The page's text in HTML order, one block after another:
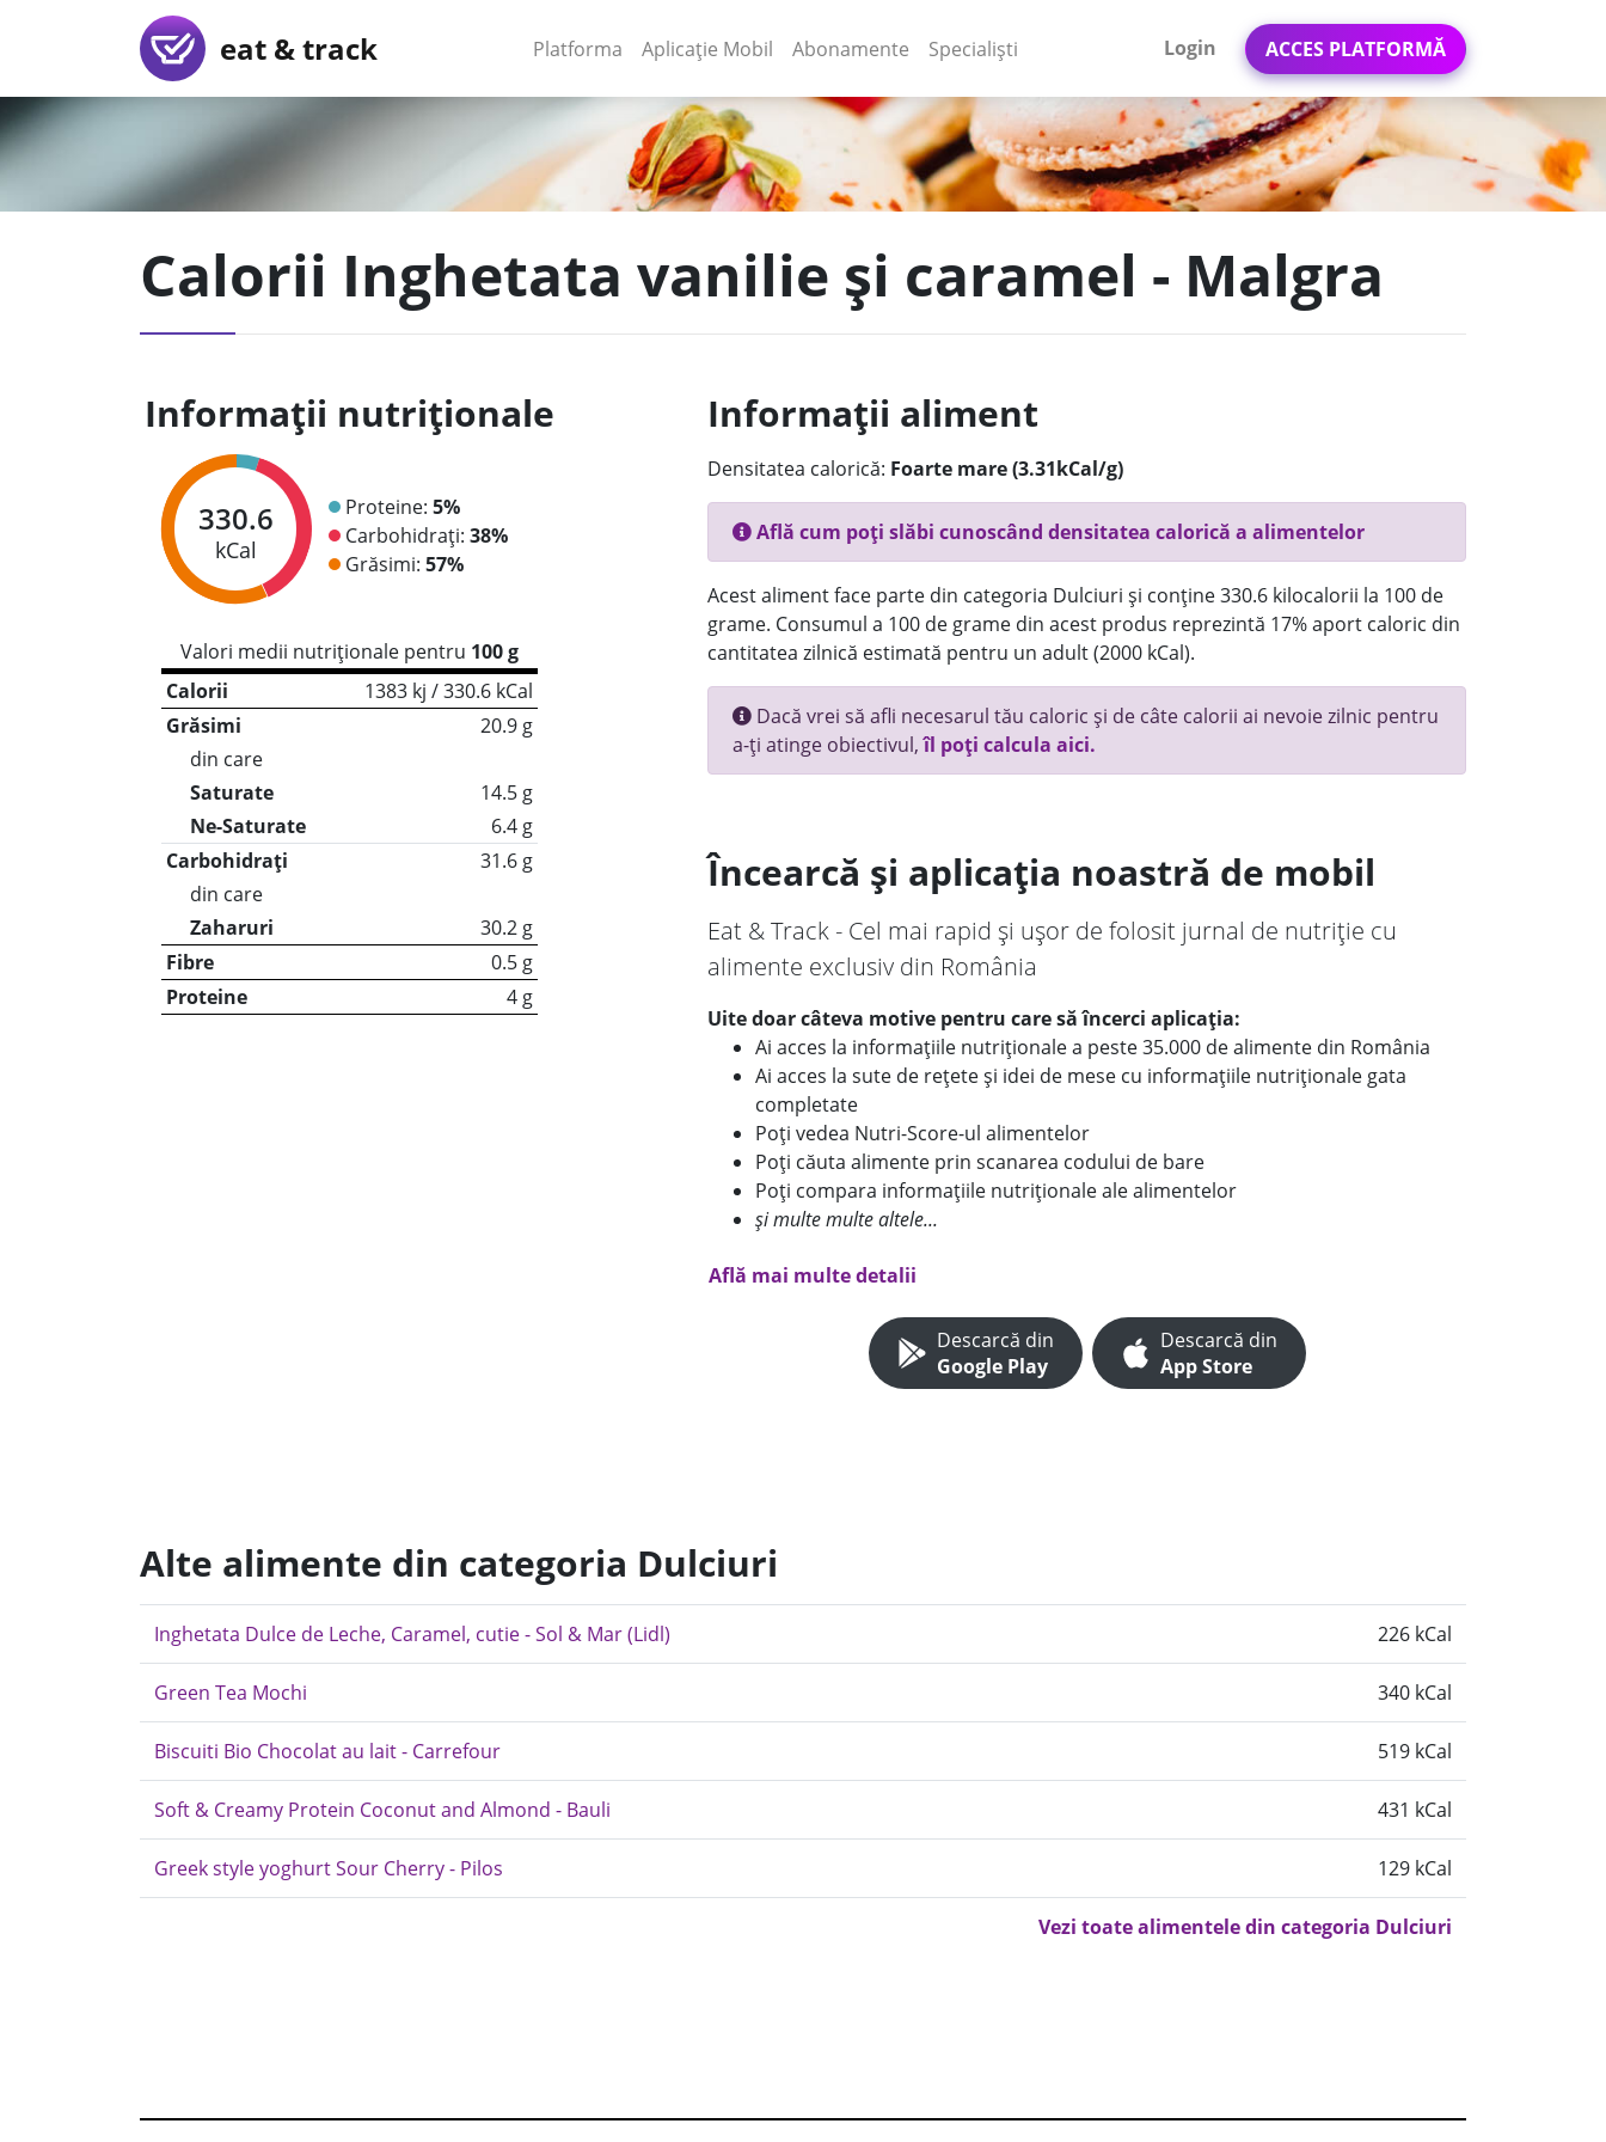
eat & track Platforma (current)
Aplicație Mobil (current)
Abonamente Specialiști Login ACCES PLATFORMĂ
Calorii Inghetata vanilie și caramel - Malgra
Informații nutriționale
330.6
kCal
Proteine: 5%
Carbohidrați: 38%
Grăsimi: 57%
Valori medii nutriționale pentru 100 g
Calorii
1383 kj / 330.6 kCal
Grăsimi
20.9 g
din care
Saturate
14.5 g
Ne-Saturate
6.4 g
Carbohidrați
31.6 g
din care
Zaharuri
30.2 g
Fibre
0.5 g
Proteine
4 g
Informații aliment
Densitatea calorică: Foarte mare (3.31kCal/g)
Află cum poți slăbi cunoscând densitatea calorică a alimentelor
Acest aliment face parte din categoria Dulciuri și conține 330.6 kilocalorii la 100 de
grame. Consumul a 100 de grame din acest produs reprezintă 17% aport caloric din
cantitatea zilnică estimată pentru un adult (2000 kCal).
Dacă vrei să afli necesarul tău caloric și de câte calorii ai nevoie zilnic pentru
a-ți atinge obiectivul,îl poți calcula aici.
Încearcă și aplicația noastră de mobil
Eat & Track - Cel mai rapid și ușor de folosit jurnal de nutriție cu
alimente exclusiv din România
Uite doar câteva motive pentru care să încerci aplicația:
Ai acces la informațiile nutriționale a peste 35.000 de alimente din România
Ai acces la sute de rețete și idei de mese cu informațiile nutriționale gata
completate
Poți vedea Nutri-Score-ul alimentelor
Poți căuta alimente prin scanarea codului de bare
Poți compara informațiile nutriționale ale alimentelor
și multe multe altele...
Află mai multe detalii
Descarcă din
Google Play
Descarcă din
App Store
Alte alimente din categoria Dulciuri
Inghetata Dulce de Leche, Caramel, cutie - Sol & Mar (Lidl) 226 kCal
Green Tea Mochi 340 kCal
Biscuiti Bio Chocolat au lait - Carrefour 519 kCal
Soft & Creamy Protein Coconut and Almond - Bauli 431 kCal
Greek style yoghurt Sour Cherry - Pilos 129 kCal
Vezi toate alimentele din categoria Dulciuri